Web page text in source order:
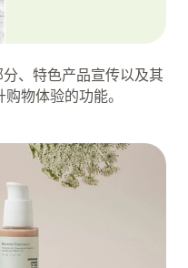
、特色产品宣传以及其
物体验的功能。